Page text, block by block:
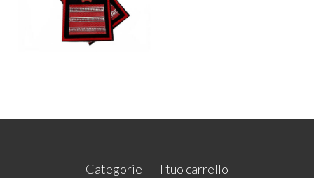
Categorie
Il tuo carrello